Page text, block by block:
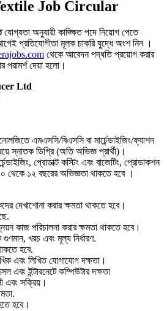
Job Circular
যোগ্যতা অনুযায়ী কাঙ্ক্ষিত পদে নিয়োগ পেতে
প্রতিযোগীতা মূলক চাকরি যুদ্ধে অংশ নিন ।
থেকে আবেদন পদ্ধতি প্রয়োগ করার
পরামর্শ দেয়া হলো।
Ltd
এমএসসি/বিএসসি বা মার্চেন্ডাইজিং/ফ্যাশন
স্নাতক ডিগ্রি (অতি অভিজ্ঞ প্রার্থী)।
প্রোডাক্ট কস্টিং এবং বাজেটিং, প্রোডাকশন
থেকে ১২ বছরের অভিজ্ঞতা থাকতে হবে ।
দেখাশোনা করার ক্ষমতা থাকতে হবে।
কাজ পরিচালনা করার ক্ষমতা থাকতে হবে।
খরচ এবং মূল্য নির্ধারণ.
হবে.
এবং লিখিত যোগাযোগ দক্ষতা।
ইন্টারনেটে কম্পিউটার দক্ষতা
এবং সক্রিয়।
হবে।